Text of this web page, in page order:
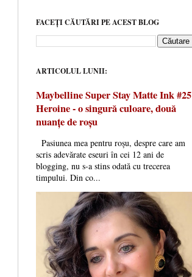
FACEȚI CĂUTĂRI PE ACEST BLOG
ARTICOLUL LUNII:
Maybelline Super Stay Matte Ink #25
Heroine - o singură culoare, două
nuanțe de roșu
Pasiunea mea pentru roșu, despre care am
scris adevărate eseuri în cei 12 ani de
blogging, nu s-a stins odată cu trecerea
timpului. Din co...